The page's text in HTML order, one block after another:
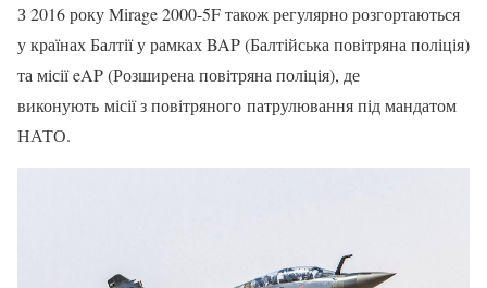
З 2016 року Mirage 2000-5F також регулярно розгортаються
у країнах Балтії у рамках BAP (Балтійська повітряна поліція)
та місії eAP (Розширена повітряна поліція), де
виконують місії з повітряного патрулювання під мандатом
НАТО.